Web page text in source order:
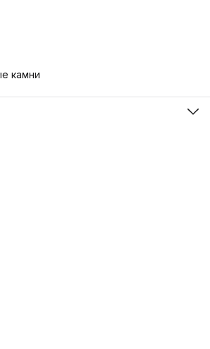
камни